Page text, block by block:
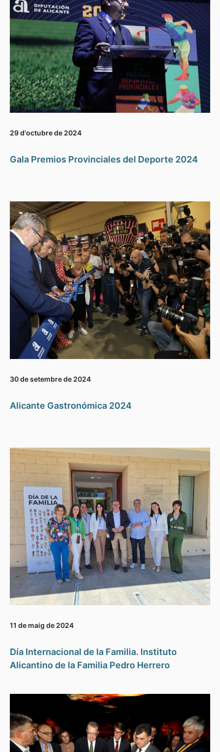
29 d'octubre de 2024
Gala Premios Provinciales del Deporte 2024
30 de setembre de 2024
Alicante Gastronómica 2024
11 de maig de 2024
Día Internacional de la Familia. Instituto
Alicantino de la Familia Pedro Herrero